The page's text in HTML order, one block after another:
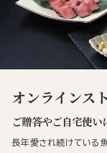
オンラインス
ご贈答やご自宅使い
長年愛され続けている